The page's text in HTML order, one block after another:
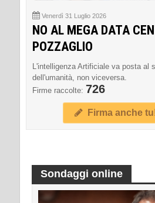
Venerdì 31 Luglio 2026
NO AL MEGA DATA
POZZAGLIO
L'intelligenza Artificiale va posta al
dell'umanità, non viceversa.
Firme raccolte: 726
Firma anche
Sondaggi online